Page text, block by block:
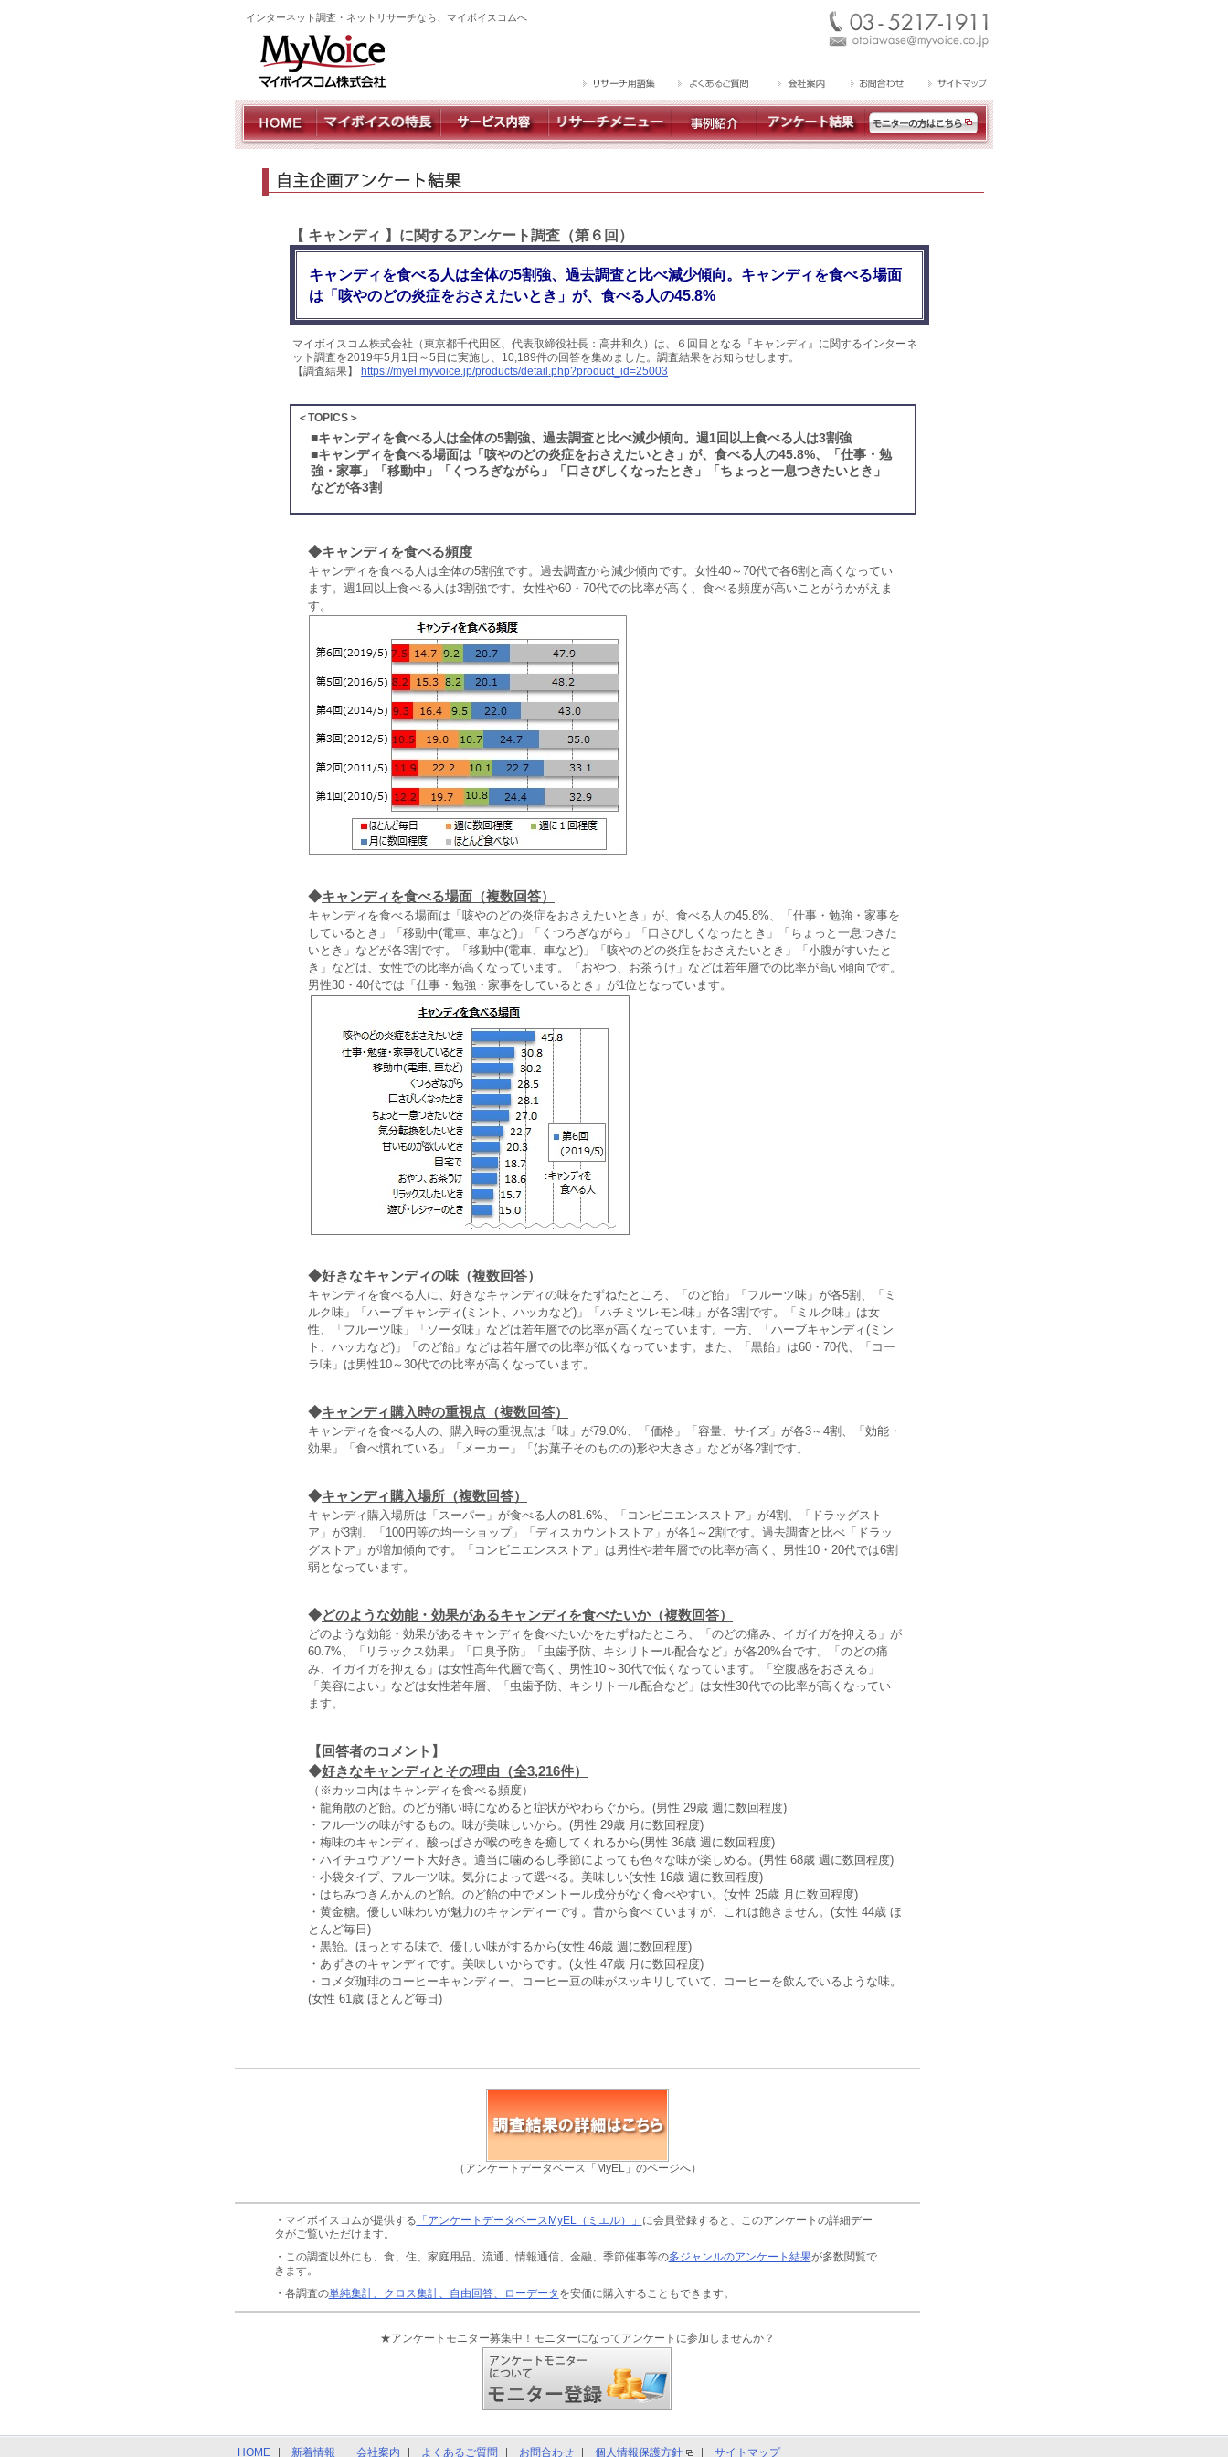
インターネット調査・ネットリサーチなら、マイボイスコムへ
【 キャンディ 】に関するアンケート調査（第６回）
キャンディを食べる人は全体の5割強、過去調査と比べ減少傾向。キャンディを食べる場面
は「咳やのどの炎症をおさえたいとき」が、食べる人の45.8%
マイボイスコム株式会社（東京都千代田区、代表取締役社長：高井和久）は、６回目となる『キャンディ』に関するインターネ
ット調査を2019年5月1日～5日に実施し、10,189件の回答を集めました。調査結果をお知らせします。
【調査結果】
https://myel.myvoice.jp/products/detail.php?product_id=25003
＜TOPICS＞
■キャンディを食べる人は全体の5割強、過去調査と比べ減少傾向。週1回以上食べる人は3割強
■キャンディを食べる場面は「咳やのどの炎症をおさえたいとき」が、食べる人の45.8%、「仕事・勉
強・家事」「移動中」「くつろぎながら」「口さびしくなったとき」「ちょっと一息つきたいとき」
などが各3割
◆キャンディを食べる頻度
キャンディを食べる人は全体の5割強です。過去調査から減少傾向です。女性40～70代で各6割と高くなってい
ます。週1回以上食べる人は3割強です。女性や60・70代での比率が高く、食べる頻度が高いことがうかがえま
す。
◆キャンディを食べる場面（複数回答）
キャンディを食べる場面は「咳やのどの炎症をおさえたいとき」が、食べる人の45.8%、「仕事・勉強・家事を
しているとき」「移動中(電車、車など)」「くつろぎながら」「口さびしくなったとき」「ちょっと一息つきた
いとき」などが各3割です。「移動中(電車、車など)」「咳やのどの炎症をおさえたいとき」「小腹がすいたと
き」などは、女性での比率が高くなっています。「おやつ、お茶うけ」などは若年層での比率が高い傾向です。
男性30・40代では「仕事・勉強・家事をしているとき」が1位となっています。
◆好きなキャンディの味（複数回答）
キャンディを食べる人に、好きなキャンディの味をたずねたところ、「のど飴」「フルーツ味」が各5割、「ミ
ルク味」「ハーブキャンディ(ミント、ハッカなど)」「ハチミツレモン味」が各3割です。「ミルク味」は女
性、「フルーツ味」「ソーダ味」などは若年層での比率が高くなっています。一方、「ハーブキャンディ(ミン
ト、ハッカなど)」「のど飴」などは若年層での比率が低くなっています。また、「黒飴」は60・70代、「コー
ラ味」は男性10～30代での比率が高くなっています。
◆キャンディ購入時の重視点（複数回答）
キャンディを食べる人の、購入時の重視点は「味」が79.0%、「価格」「容量、サイズ」が各3～4割、「効能・
効果」「食べ慣れている」「メーカー」「(お菓子そのものの)形や大きさ」などが各2割です。
◆キャンディ購入場所（複数回答）
キャンディ購入場所は「スーパー」が食べる人の81.6%、「コンビニエンスストア」が4割、「ドラッグスト
ア」が3割、「100円等の均一ショップ」「ディスカウントストア」が各1～2割です。過去調査と比べ「ドラッ
グストア」が増加傾向です。「コンビニエンスストア」は男性や若年層での比率が高く、男性10・20代では6割
弱となっています。
◆どのような効能・効果があるキャンディを食べたいか（複数回答）
どのような効能・効果があるキャンディを食べたいかをたずねたところ、「のどの痛み、イガイガを抑える」が
60.7%、「リラックス効果」「口臭予防」「虫歯予防、キシリトール配合など」が各20%台です。「のどの痛
み、イガイガを抑える」は女性高年代層で高く、男性10～30代で低くなっています。「空腹感をおさえる」
「美容によい」などは女性若年層、「虫歯予防、キシリトール配合など」は女性30代での比率が高くなってい
ます。
【回答者のコメント】
◆好きなキャンディとその理由（全3,216件）
（※カッコ内はキャンディを食べる頻度）
・龍角散のど飴。のどが痛い時になめると症状がやわらぐから。(男性 29歳 週に数回程度)
・フルーツの味がするもの。味が美味しいから。(男性 29歳 月に数回程度)
・梅味のキャンディ。酸っぱさが喉の乾きを癒してくれるから(男性 36歳 週に数回程度)
・ハイチュウアソート大好き。適当に噛めるし季節によっても色々な味が楽しめる。(男性 68歳 週に数回程度)
・小袋タイプ、フルーツ味。気分によって選べる。美味しい(女性 16歳 週に数回程度)
・はちみつきんかんのど飴。のど飴の中でメントール成分がなく食べやすい。(女性 25歳 月に数回程度)
・黄金糖。優しい味わいが魅力のキャンディーです。昔から食べていますが、これは飽きません。(女性 44歳 ほ
とんど毎日)
・黒飴。ほっとする味で、優しい味がするから(女性 46歳 週に数回程度)
・あずきのキャンディです。美味しいからです。(女性 47歳 月に数回程度)
・コメダ珈琲のコーヒーキャンディー。コーヒー豆の味がスッキリしていて、コーヒーを飲んでいるような味。
(女性 61歳 ほとんど毎日)
（アンケートデータベース「MyEL」のページへ）
・マイボイスコムが提供する 「アンケートデータベースMyEL（ミエル）」 に会員登録すると、このアンケートの詳細デー
タがご覧いただけます。
・この調査以外にも、食、住、家庭用品、流通、情報通信、金融、季節催事等の多ジャンルのアンケート結果が多数閲覧で
きます。
・各調査の単純集計、クロス集計、自由回答、ローデータ を安価に購入することもできます。
★アンケートモニター募集中！モニターになってアンケートに参加しませんか？
HOME 新着情報 会社案内 よくあるご質問 お問合わせ 個人情報保護方針 サイトマップ